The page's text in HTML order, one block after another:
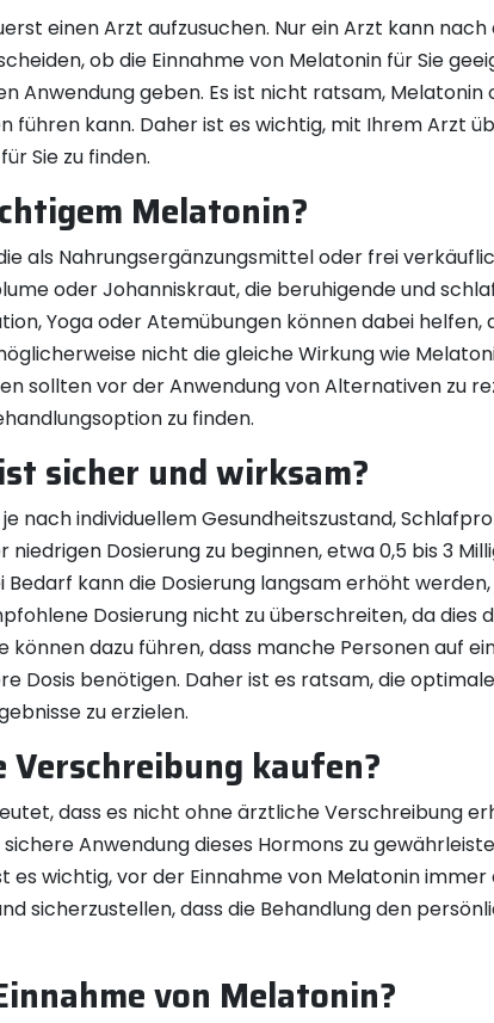
einen Arzt aufzusuchen. Nur ein Arzt kann
ob die Einnahme von Melatonin für Sie
Anwendung geben. Es ist nicht ratsam,
führen kann. Daher ist es wichtig, mit Ihrem Arzt
Sie zu finden.
Melatonin?
als Nahrungsergänzungsmittel oder frei
oder Johanniskraut, die beruhigende und
Yoga oder Atemübungen können dabei helfen,
nicht die gleiche Wirkung wie
sollten vor der Anwendung von Alternativen zu
zu finden.
sicher und wirksam?
nach individuellem Gesundheitszustand,
Dosierung zu beginnen, etwa 0,5 bis 3
kann die Dosierung langsam erhöht
Dosierung nicht zu überschreiten, da dies
dazu führen, dass manche Personen auf
Dosis benötigen. Daher ist es ratsam, die
zu erzielen.
kaufen?
dass es nicht ohne ärztliche Verschreibung
Anwendung dieses Hormons zu
wichtig, vor der Einnahme von Melatonin
sicherzustellen, dass die Behandlung den
von Melatonin?